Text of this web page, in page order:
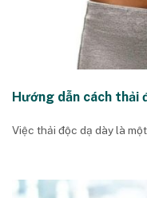
Hướng dẫn cách thải
Việc thải độc dạ dày là